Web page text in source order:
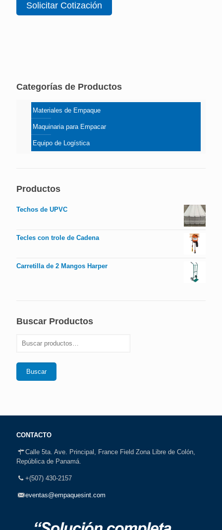
Solicitar Cotización
Categorías de Productos
Materiales de Empaque
Maquinaria para Empacar
Equipo de Logística
Productos
Techos de UPVC
Tecles con trole de Cadena
Carretilla de 2 Mangos Harper
Buscar Productos
Buscar
CONTACTO
Calle 5ta. Ave. Principal, France Field Zona Libre de Colón,
República de Panamá.
+(507) 430-2157
eventas@empaquesint.com